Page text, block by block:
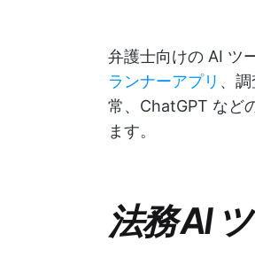
弁護士向けの AI ツ
ランナーアプリ 、
常、ChatGPT など
ます。
法務 AI